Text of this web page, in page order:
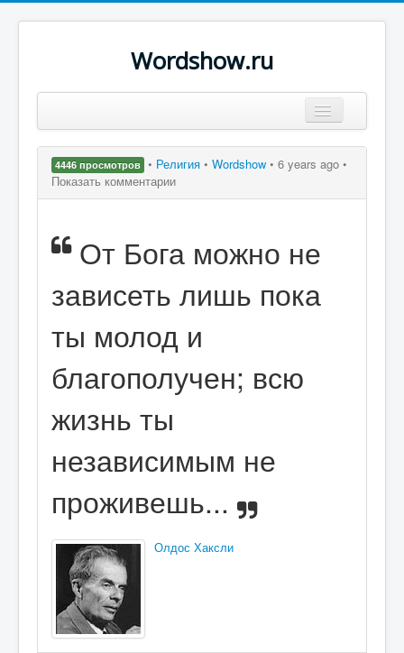
Wordshow.ru
Популярные цитаты
Поиск
4446 просмотров • Религия • Wordshow • 6 years ago •
Показать комментарии
От Бога можно не
зависеть лишь пока
ты молод и
благополучен; всю
жизнь ты
независимым не
проживешь...
Олдос Хаксли